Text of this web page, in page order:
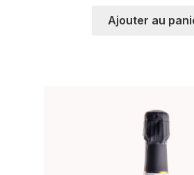
Ajouter au